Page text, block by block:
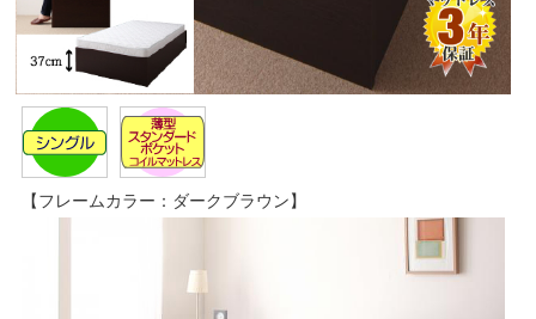
【フレームカラー：ダークブラウン】